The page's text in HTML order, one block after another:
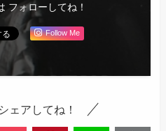
フォローしてね！
Follow Me
ェアしてね！